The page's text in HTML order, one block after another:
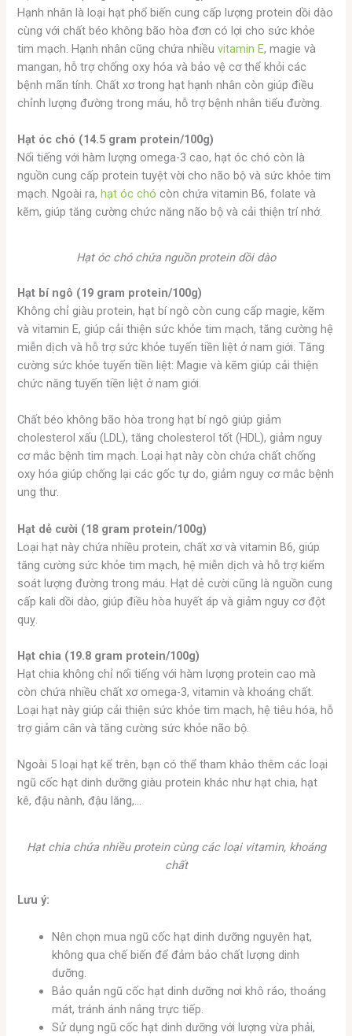
Hạnh nhân là loại hạt phổ biến cung cấp lượng protein dồi dào
cùng với chất béo không bão hòa đơn có lợi cho sức khỏe
tim mạch. Hạnh nhân cũng chứa nhiềuvitamin E, magie và
mangan, hỗ trợ chống oxy hóa và bảo vệ cơ thể khỏi các
bệnh mãn tính. Chất xơ trong hạt hạnh nhân còn giúp điều
chỉnh lượng đường trong máu, hỗ trợ bệnh nhân tiểu đường.
Hạt óc chó (14.5 gram protein/100g)
Nổi tiếng với hàm lượng omega-3 cao, hạt óc chó còn là
nguồn cung cấp protein tuyệt vời cho não bộ và sức khỏe tim
mạch. Ngoài ra,hạt óc chó còn chứa vitamin B6, folate và
kẽm, giúp tăng cường chức năng não bộ và cải thiện trí nhớ.
Hạt óc chó chứa nguồn protein dồi dào
Hạt bí ngô (19 gram protein/100g)
Không chỉ giàu protein, hạt bí ngô còn cung cấp magie, kẽm
và vitamin E, giúp cải thiện sức khỏe tim mạch, tăng cường hệ
miễn dịch và hỗ trợ sức khỏe tuyến tiền liệt ở nam giới. Tăng
cường sức khỏe tuyến tiền liệt: Magie và kẽm giúp cải thiện
chức năng tuyến tiền liệt ở nam giới.
Chất béo không bão hòa trong hạt bí ngô giúp giảm
cholesterol xấu (LDL), tăng cholesterol tốt (HDL), giảm nguy
cơ mắc bệnh tim mạch. Loại hạt này còn chứa chất chống
oxy hóa giúp chống lại các gốc tự do, giảm nguy cơ mắc bệnh
ung thư.
Hạt dẻ cười (18 gram protein/100g)
Loại hạt này chứa nhiều protein, chất xơ và vitamin B6, giúp
tăng cường sức khỏe tim mạch, hệ miễn dịch và hỗ trợ kiểm
soát lượng đường trong máu. Hạt dẻ cười cũng là nguồn cung
cấp kali dồi dào, giúp điều hòa huyết áp và giảm nguy cơ đột
quỵ.
Hạt chia (19.8 gram protein/100g)
Hạt chia không chỉ nổi tiếng với hàm lượng protein cao mà
còn chứa nhiều chất xơ omega-3, vitamin và khoáng chất.
Loại hạt này giúp cải thiện sức khỏe tim mạch, hệ tiêu hóa, hỗ
trợ giảm cân và tăng cường sức khỏe não bộ.
Ngoài 5 loại hạt kể trên, bạn có thể tham khảo thêm các loại
ngũ cốc hạt dinh dưỡng giàu protein khác như hạt chia, hạt
kê, đậu nành, đậu lăng,…
Hạt chia chứa nhiều protein cùng các loại vitamin, khoáng
chất
Lưu ý:
Nên chọn mua ngũ cốc hạt dinh dưỡng nguyên hạt,
không qua chế biến để đảm bảo chất lượng dinh
dưỡng.
Bảo quản ngũ cốc hạt dinh dưỡng nơi khô ráo, thoáng
mát, tránh ánh nắng trực tiếp.
Sử dụng ngũ cốc hạt dinh dưỡng với lượng vừa phải,